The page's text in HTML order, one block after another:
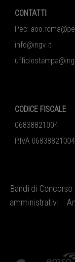
CONTATTI
Pec:
info@ingv.it
CODICE FISCALE
06838821004
P.IVA 06838821004
Bandi di Concorso
amministrativi